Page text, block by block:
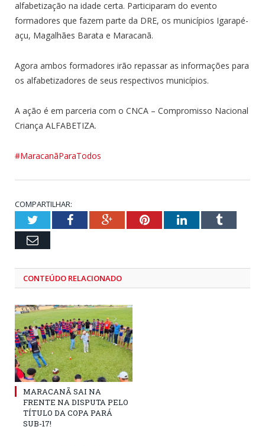
alfabetização na idade certa. Participaram do evento
formadores que fazem parte da DRE, os municípios Igarapé-
açu, Magalhães Barata e Maracanã.
Agora ambos formadores irão repassar as informações para
os alfabetizadores de seus respectivos municípios.
A ação é em parceria com o CNCA – Compromisso Nacional
Criança ALFABETIZA.
#MaracanãParaTodos
COMPARTILHAR:
TwitterFacebookGoogle+PinterestLinkedInTumblr
Email
CONTEÚDO RELACIONADO
MARACANÃ SAI NA
FRENTE NA DISPUTA PELO
TÍTULO DA COPA PARÁ
SUB-17!